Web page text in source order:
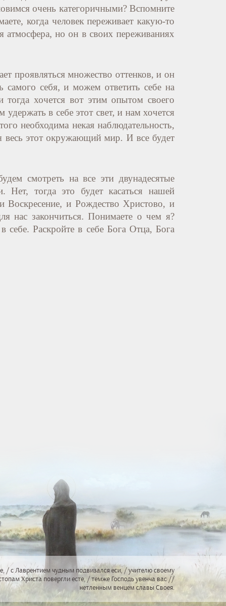
очень категоричными? Вспомните
когда человек переживает какую-то
атмосфера, но он в своих переживаниях
проявляться множество оттенков, и он
самого себя, и можем ответить себе на
хочется вот этим опытом своего
в себе этот свет, и нам хочется
необходима некая наблюдательность,
весь этот окружающий мир. И все будет
смотреть на все эти двунадесятые
тогда это будет касаться нашей
Воскресение, и Рождество Христово, и
нас закончиться. Понимаете о чем я?
себе. Раскройте в себе Бога Отца, Бога
/ с Лаврентием чудным подвизался еси, / учителю своему
Христа повергли есте, / темже Господь увенча вас //
нетленным венцем славы Своея.